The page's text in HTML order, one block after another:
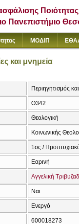
Ποιότητας
Πανεπιστήμιο
ΜΟΔΙΠ
και μνημεία
Περιηγητισμός
Θ342
Θεολογική
Κοινωνικής
1ος /
Εαρινή
Αγγελική
Ναι
Ενεργό
600018273